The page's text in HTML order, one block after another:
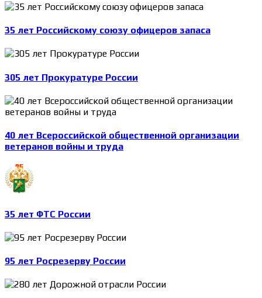
35 лет Российскому союзу офицеров запаса
305 лет Прокуратуре России
40 лет Всероссийской общественной организации
ветеранов войны и труда
35 лет ФТС России
95 лет Росрезерву России